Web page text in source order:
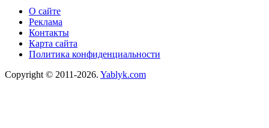
О сайте
Реклама
Контакты
Карта сайта
Политика конфиденциальности
Copyright © 2011-2026. Yablyk.сom